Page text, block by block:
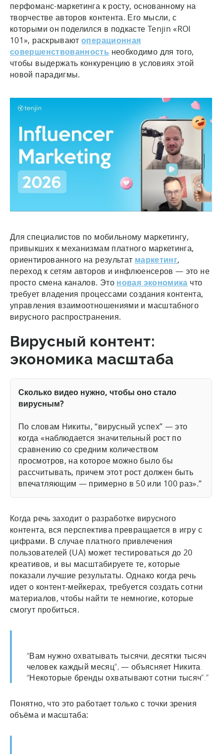
перфоманс-маркетинга к росту, основанному на
творчестве авторов контента. Его мысли, с
которыми он поделился в подкасте Tenjin «ROI
101», раскрываютоперационная
совершенствованность необходимо для того,
чтобы выдержать конкуренцию в условиях этой
новой парадигмы.
Для специалистов по мобильному маркетингу,
привыкших к механизмам платного маркетинга,
ориентированного на результат маркетинг,
переход к сетям авторов и инфлюенсеров — это не
просто смена каналов. Это новая экономика что
требует владения процессами создания контента,
управления взаимоотношениями и масштабного
вирусного распространения.
Вирусный контент:
экономика масштаба
Сколько видео нужно, чтобы оно стало
вирусным?
По словам Никиты, “вирусный успех” — это
когда «наблюдается значительный рост по
сравнению со средним количеством
просмотров, на которое можно было бы
рассчитывать, причем этот рост должен быть
впечатляющим — примерно в 50 или 100 раз».”
Когда речь заходит о разработке вирусного
контента, вся перспектива превращается в игру с
цифрами. В случае платного привлечения
пользователей (UA) может тестироваться до 20
креативов, и вы масштабируете те, которые
показали лучшие результаты. Однако когда речь
идет о контент-мейкерах, требуется создать сотни
материалов, чтобы найти те немногие, которые
смогут пробиться.
“Вам нужно охватывать тысячи, десятки тысяч
человек каждый месяц”, — объясняет Никита.
“Некоторые бренды охватывают сотни тысяч”.”
Понятно, что это работает только с точки зрения
объёма и масштаба: